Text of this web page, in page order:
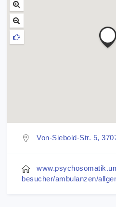
Von-Siebold-Str. 5,
besucher/ambulanzen/